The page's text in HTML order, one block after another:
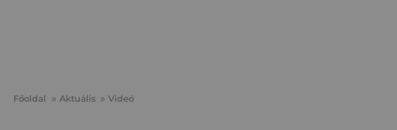
Főoldal Aktuális Videó